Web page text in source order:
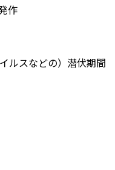
作
ルスなどの）潜伏期間